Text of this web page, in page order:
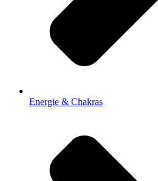
Energie & Chakras